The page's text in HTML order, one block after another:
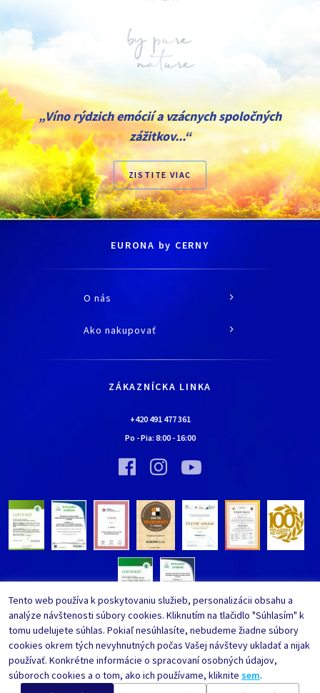
„Víno rýdzich emócií a vzácnych spoločných
zážitkov...“
ZISTITE VIAC
EURONA by CERNY
O nás
O spoločnosti
Kontaktné údaje
Bolo nebolo…
Vínna pivnica EURONA by Cerny
Bolo nebolo…
Ako nakupovať
Všetko o nákupe
Najčastejšie kladené otázky
Upraviť nastavenia ochrany
ZÁKAZNÍCKA LINKA
+420 491 477 361
Po - Pia: 8:00- 16:00
Tento web používa k poskytovaniu služieb, personalizácii obsahu a
analýze návštenosti súbory cookies. Kliknutím na tlačidlo "Súhlasím" k
tomu udelujete súhlas. Pokiaľ nesúhlasíte, nebudeme žiadne súbory
cookies okrem tých nevyhnutných počas Vašej návštevy ukladať a nijak
používať. Konkrétne informácie o spracovaní osobných údajov,
súboroch cookies a o tom, ako ich používame, kliknite sem.